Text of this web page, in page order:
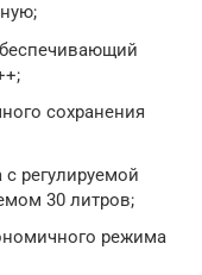
сохранения
регулируемой
30 литров;
режима